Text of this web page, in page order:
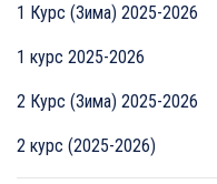
1 Курс (Зима) 2025-2026
1 курс 2025-2026
2 Курс (Зима) 2025-2026
2 курс (2025-2026)